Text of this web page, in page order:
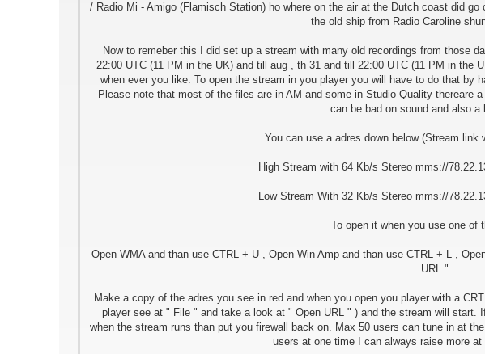
/ Radio Mi - Amigo (Flamisch Station) ho where on the air at the Dutch coast did
the old ship from Radio Caroline
Now to remeber this I did set up a stream with many old recordings from those
22:00 UTC (11 PM in the UK) and till aug , th 31 and till 22:00 UTC (11 PM in the
when ever you like. To open the stream in you player you will have to do that by
Please note that most of the files are in AM and some in Studio Quality thereare
can be bad on sound and also a
You can use a adres down below (Stream link
High Stream with 64 Kb/s Stereo mms://
Low Stream With 32 Kb/s Stereo mms://
To open it when you use one of
Open WMA and than use CTRL + U , Open Win Amp and than use CTRL + L ,
URL "
Make a copy of the adres you see in red and when you open you player with a
player see at " File " and take a look at " Open URL " ) and the stream will start.
when the stream runs than put you firewall back on. Max 50 users can tune in at
users at one time I can always raise more